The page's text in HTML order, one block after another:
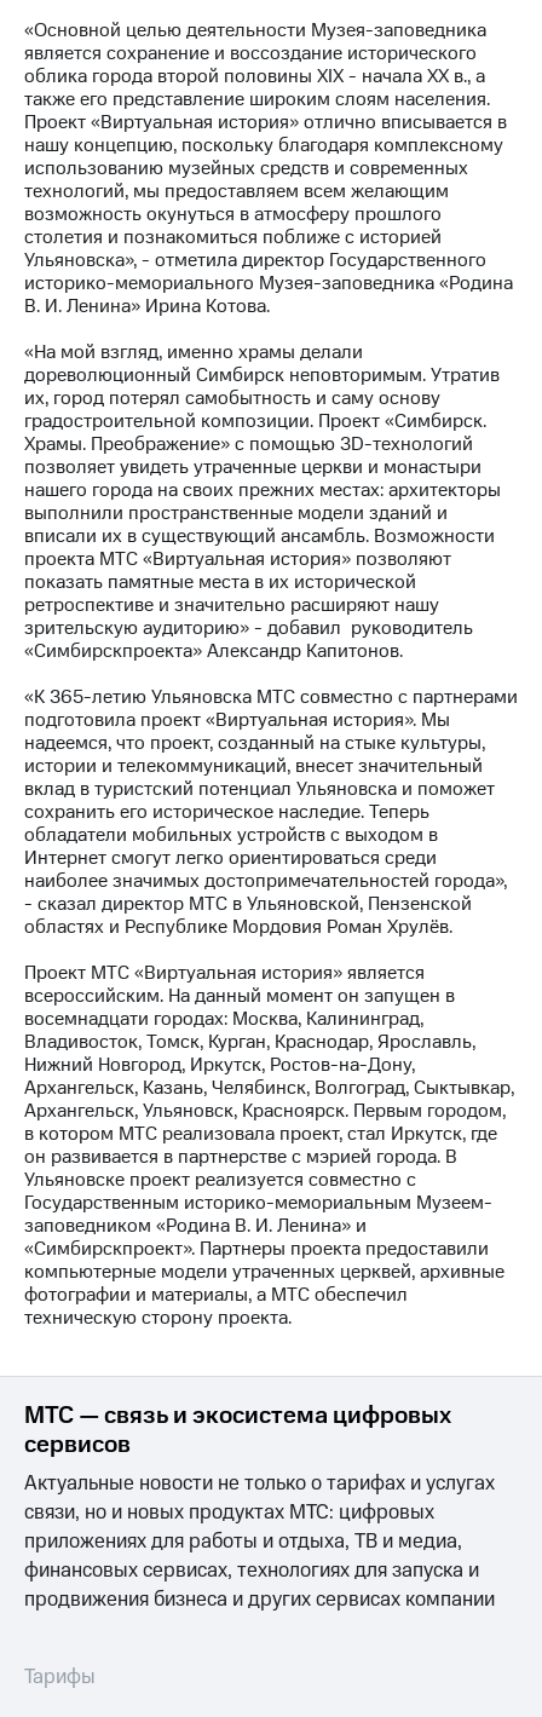
Программа
приобретения
Порядок
выкупа
акций
Дивиденды
Рынок
облигаций
Описание
Еврооблигации-2023
Уведомление
о
именных
облигаций
Другое
Регистратор
Реквизиты
Контакты
развитие
деловая этика
На главную
«Основной целью деятельности Музея-заповедника
является сохранение и воссоздание исторического
облика города второй половины XIX - начала XX в., а
также его представление широким слоям населения.
Проект «Виртуальная история» отлично вписывается в
нашу концепцию, поскольку благодаря комплексному
использованию музейных средств и современных
технологий, мы предоставляем всем желающим
возможность окунуться в атмосферу прошлого
столетия и познакомиться поближе с историей
Ульяновска», - отметила директор Государственного
историко-мемориального Музея-заповедника «Родина
В. И. Ленина» Ирина Котова.
«На мой взгляд, именно храмы делали
дореволюционный Симбирск неповторимым. Утратив
их, город потерял самобытность и саму основу
градостроительной композиции. Проект «Симбирск.
Храмы. Преображение» с помощью 3D-технологий
позволяет увидеть утраченные церкви и монастыри
нашего города на своих прежних местах: архитекторы
выполнили пространственные модели зданий и
вписали их в существующий ансамбль. Возможности
проекта МТС «Виртуальная история» позволяют
показать памятные места в их исторической
ретроспективе и значительно расширяют нашу
зрительскую аудиторию» - добавил руководитель
«Симбирскпроекта» Александр Капитонов.
«К 365-летию Ульяновска МТС совместно с партнерами
подготовила проект «Виртуальная история». Мы
надеемся, что проект, созданный на стыке культуры,
истории и телекоммуникаций, внесет значительный
вклад в туристский потенциал Ульяновска и поможет
сохранить его историческое наследие. Теперь
обладатели мобильных устройств с выходом в
Интернет смогут легко ориентироваться среди
наиболее значимых достопримечательностей города»,
- сказал директор МТС в Ульяновской, Пензенской
областях и Республике Мордовия Роман Хрулёв.
Проект МТС «Виртуальная история» является
всероссийским. На данный момент он запущен в
восемнадцати городах: Москва, Калининград,
Владивосток, Томск, Курган, Краснодар, Ярославль,
Нижний Новгород, Иркутск, Ростов-на-Дону,
Архангельск, Казань, Челябинск, Волгоград, Сыктывкар,
Архангельск, Ульяновск, Красноярск. Первым городом,
в котором МТС реализовала проект, стал Иркутск, где
он развивается в партнерстве с мэрией города. В
Ульяновске проект реализуется совместно с
Государственным историко-мемориальным Музеем-
заповедником «Родина В. И. Ленина» и
«Симбирскпроект». Партнеры проекта предоставили
компьютерные модели утраченных церквей, архивные
фотографии и материалы, а МТС обеспечил
техническую сторону проекта.
МТС — связь и экосистема цифровых
сервисов
Актуальные новости не только о тарифах и услугах
связи, но и новых продуктах МТС: цифровых
приложениях для работы и отдыха, ТВ и медиа,
финансовых сервисах, технологиях для запуска и
продвижения бизнеса и других сервисах компании
Тарифы